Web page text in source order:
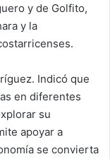
y de Golfito,
y la
Indicó que
en diferentes
su
apoyar a
se convierta